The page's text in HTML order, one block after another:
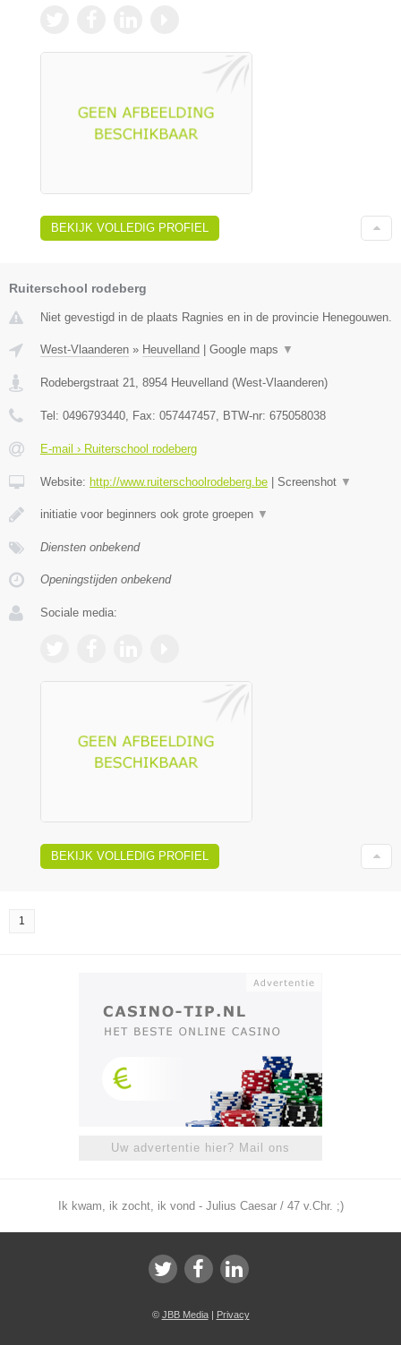
BEKIJK VOLLEDIG PROFIEL
Ruiterschool rodeberg
Niet gevestigd in de plaats Ragnies en in de provincie Henegouwen.
West-Vlaanderen » Heuvelland | Google maps ▼
Rodebergstraat 21 8954 Heuvelland (West-Vlaanderen)
Tel: 0496793440 , Fax: 057447457 , BTW-nr: 675058038
E-mail › Ruiterschool rodeberg
Website: http://www.ruiterschoolrodeberg.be | Screenshot ▼
initiatie voor beginners ook grote groepen ▼
Diensten onbekend
Openingstijden onbekend
Sociale media:
BEKIJK VOLLEDIG PROFIEL
1
Uw advertentie hier? Mail ons
Ik kwam, ik zocht, ik vond - Julius Caesar / 47 v.Chr. ;)
© JBB Media| Privacy